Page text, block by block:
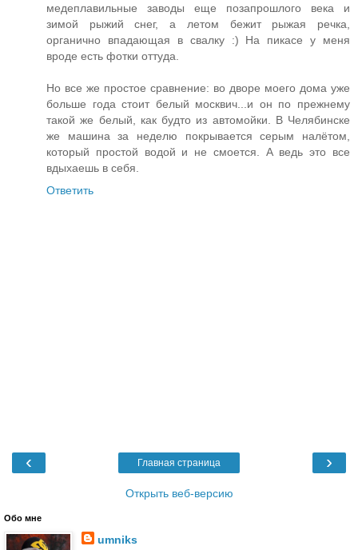
медеплавильные заводы еще позапрошлого века и
зимой рыжий снег, а летом бежит рыжая речка,
органично впадающая в свалку :) На пикасе у меня
вроде есть фотки оттуда.
Но все же простое сравнение: во дворе моего дома уже
больше года стоит белый москвич...и он по прежнему
такой же белый, как будто из автомойки. В Челябинске
же машина за неделю покрывается серым налётом,
который простой водой и не смоется. А ведь это все
вдыхаешь в себя.
Ответить
‹ ›
Главная страница
Открыть веб-версию
Обо мне
umniks